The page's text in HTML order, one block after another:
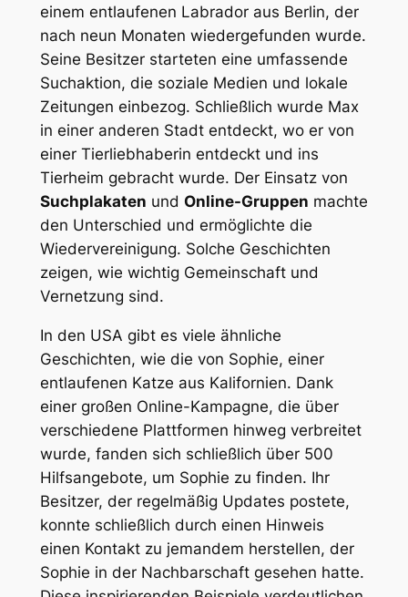
einem entlaufenen Labrador ‍aus ⁣Berlin, der
nach neun Monaten ⁣wiedergefunden wurde.
Seine Besitzer starteten ​eine umfassende
Suchaktion, die soziale Medien und lokale
⁤Zeitungen einbezog. Schließlich wurde Max
in einer‍ anderen Stadt entdeckt, wo er von
einer Tierliebhaberin entdeckt und ins
Tierheim ⁤gebracht wurde. Der Einsatz ⁢von ​
Suchplakaten und Online-Gruppen machte
⁣den Unterschied und⁤ ermöglichte die
Wiedervereinigung. ‌Solche Geschichten
zeigen, wie wichtig ⁤Gemeinschaft und⁤
Vernetzung sind.
In den ⁣USA gibt es viele ähnliche
Geschichten, wie die von Sophie, einer
entlaufenen Katze aus Kalifornien.⁢ Dank
einer großen ‌Online-Kampagne, ⁣die‍ über​
verschiedene Plattformen hinweg ⁢verbreitet
wurde, fanden⁣ sich schließlich über 500
Hilfsangebote,‍ um Sophie ‍zu finden. Ihr
Besitzer, der regelmäßig Updates postete,
konnte ⁣schließlich ⁣durch einen Hinweis
einen Kontakt zu jemandem herstellen,⁣ der
‌Sophie in der Nachbarschaft gesehen hatte.